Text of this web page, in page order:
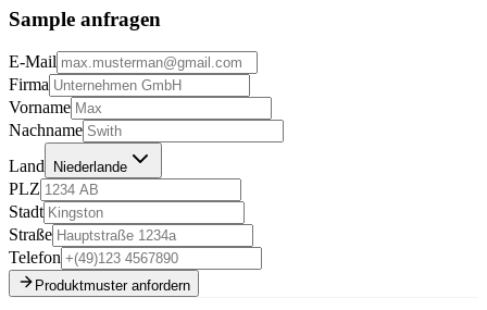
Sample anfragen
E-Mail
Firma
Vorname
Nachname
Land
Niederlande
PLZ
Stadt
Straße
Telefon
Produktmuster anfordern